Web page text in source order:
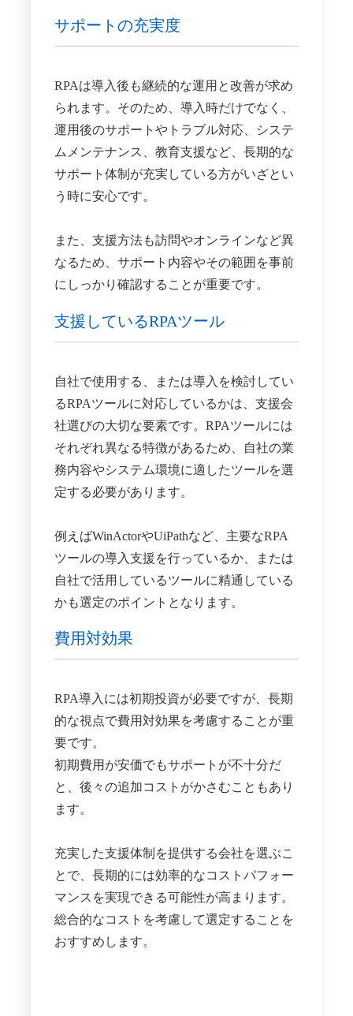
サポートの充実度
RPAは導入後も継続的な運用と改善が求め
られます。そのため、導入時だけでなく、
運用後のサポートやトラブル対応、システ
ムメンテナンス、教育支援など、長期的な
サポート体制が充実している方がいざとい
う時に安心です。
また、支援方法も訪問やオンラインなど異
なるため、サポート内容やその範囲を事前
にしっかり確認することが重要です。
支援しているRPAツール
自社で使用する、または導入を検討してい
るRPAツールに対応しているかは、支援会
社選びの大切な要素です。RPAツールには
それぞれ異なる特徴があるため、自社の業
務内容やシステム環境に適したツールを選
定する必要があります。
例えばWinActorやUiPathなど、主要なRPA
ツールの導入支援を行っているか、または
自社で活用しているツールに精通している
かも選定のポイントとなります。
費用対効果
RPA導入には初期投資が必要ですが、長期
的な視点で費用対効果を考慮することが重
要です。
初期費用が安価でもサポートが不十分だ
と、後々の追加コストがかさむこともあり
ます。
充実した支援体制を提供する会社を選ぶこ
とで、長期的には効率的なコストパフォー
マンスを実現できる可能性が高まります。
総合的なコストを考慮して選定することを
おすすめします。